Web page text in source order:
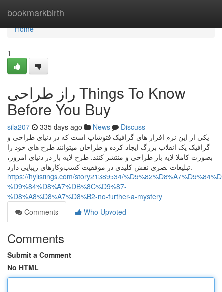
bookmarkbirth
Home
Home
1
راز طراحی Things To Know
Before You Buy
sila207 335 days ago News
Discuss
یکی از این نرم افزار های گرافیک فتوشاپ است که در دنیای طراحی و
گرافیک یک انقلاب بزرگ ایجاد کرده و طراحان میتوانند طرح های خود را
بصورت کاملا لایه باز طراحی و منتشر کنند. طرح لایه باز در دنیای امروز،
تبلیغات بصری نقش کلیدی در موفقیت کسب‌وکارهای زیبایی دارد.
https://hylistings.com/story21389534/
%D9%84%D8%A7%DB%8C%D9%87-
%D8%A8%D8%A7%D8%B2-no-further-a-mystery
Comments
Who Upvoted
Comments
Submit a Comment
No HTML